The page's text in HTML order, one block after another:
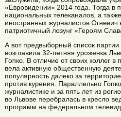
«Евровидении» 2014 года. Тогда
национальных телеканалов, а
иностранных журналистов Огневич
патриотичный лозунг «Героям
А вот предвыборный список
возглавила 32-летняя уроженка
Гопко. В отличие от своих коллег
вела активную общественную
популярность далеко за
против курения. Параллельно
журналистике и за пять лет из
во Львове перебралась в кресло
программ на федеральном